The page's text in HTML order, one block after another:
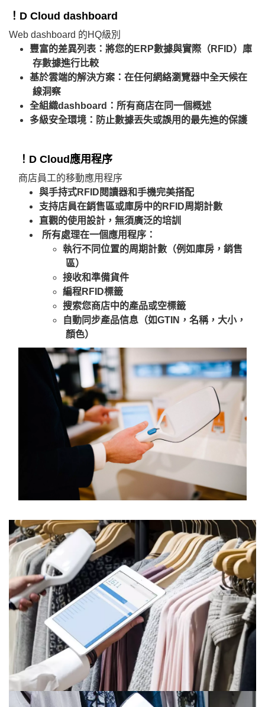
！D Cloud dashboard
Web dashboard 的HQ級別
豐富的差異列表：將您的ERP數據與實際（RFID）庫
存數據進行比較
基於雲端的解決方案：在任何網絡瀏覽器中全天候在
線洞察
全組織dashboard：所有商店在同一個概述
多級安全環境：防止數據丟失或誤用的最先進的保護
！D Cloud應用程序
商店員工的移動應用程序
與手持式RFID閱讀器和手機完美搭配
支持店員在銷售區或庫房中的RFID周期計數
直觀的使用設計，無須廣泛的培訓
所有處理在一個應用程序：
執行不同位置的周期計數（例如庫房，銷售
區）
接收和準備貨件
編程RFID標籤
搜索您商店中的產品或空標籤
自動同步產品信息（如GTIN，名稱，大小，
顏色）